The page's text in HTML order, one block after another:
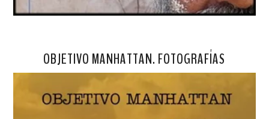
OBJETIVO MANHATTAN. FOTOGRAFÍAS